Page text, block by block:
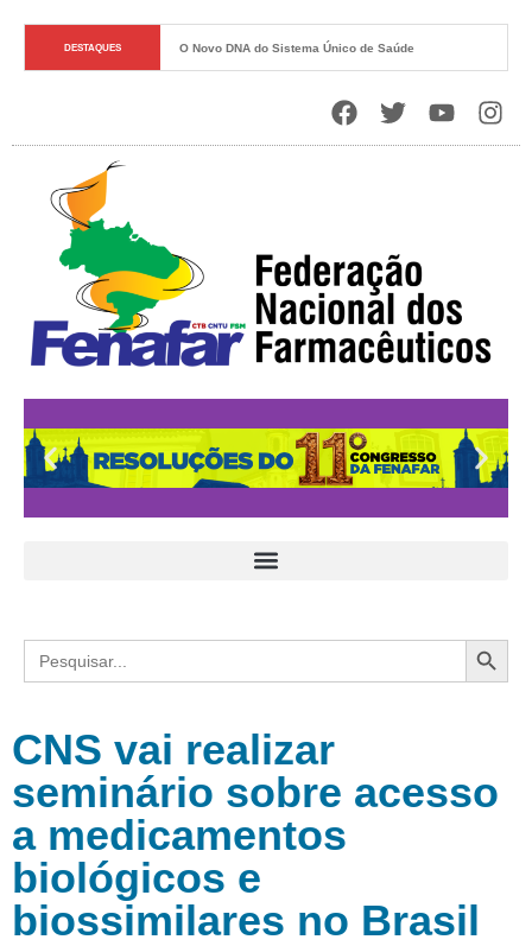
DESTAQUES O Novo DNA do Sistema Único de Saúde
Search
for:
CNS vai realizar
seminário sobre acesso
a medicamentos
biológicos e
biossimilares no Brasil